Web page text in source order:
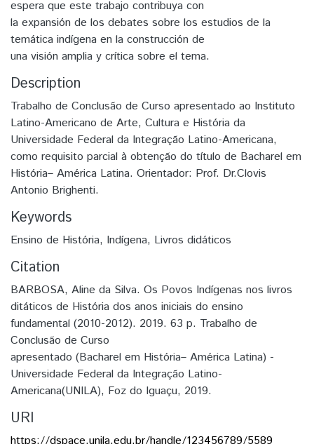
espera que este trabajo contribuya con
la expansión de los debates sobre los estudios de la
temática indígena en la construcción de
una visión amplia y crítica sobre el tema.
Description
Trabalho de Conclusão de Curso apresentado ao Instituto
Latino-Americano de Arte, Cultura e História da
Universidade Federal da Integração Latino-Americana,
como requisito parcial à obtenção do título de Bacharel em
História– América Latina. Orientador: Prof. Dr.Clovis
Antonio Brighenti.
Keywords
Ensino de História, Indígena, Livros didáticos
Citation
BARBOSA, Aline da Silva. Os Povos Indígenas nos livros
ditáticos de História dos anos iniciais do ensino
fundamental (2010-2012). 2019. 63 p. Trabalho de
Conclusão de Curso
apresentado (Bacharel em História– América Latina) -
Universidade Federal da Integração Latino-
Americana(UNILA), Foz do Iguaçu, 2019.
URI